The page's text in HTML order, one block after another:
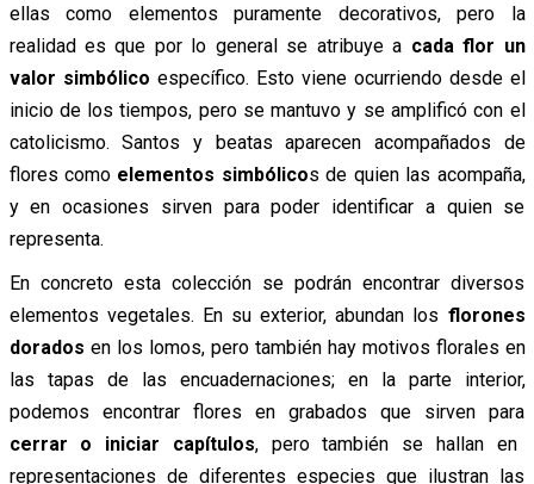
ellas como elementos puramente decorativos, pero la
realidad es que por lo general se atribuye a cada flor un
valor simbólico específico. Esto viene ocurriendo desde el
inicio de los tiempos, pero se mantuvo y se amplificó con el
catolicismo. Santos y beatas aparecen acompañados de
flores comoelementos simbólicos de quien las acompaña,
y en ocasiones sirven para poder identificar a quien se
representa.
En concreto esta colección se podrán encontrar diversos
elementos vegetales. En su exterior, abundan los florones
dorados en los lomos, pero también hay motivos florales en
las tapas de las encuadernaciones; en la parte interior,
podemos encontrar flores en grabados que sirven para
cerrar o iniciar capítulos, pero también se hallan en
representaciones de diferentes especies que ilustran las